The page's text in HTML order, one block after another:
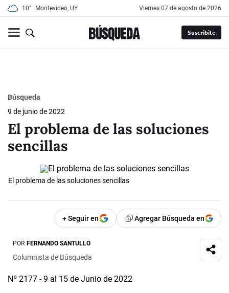
10° Montevideo, UY viernes 07 de agosto de 2026
Suscribite
Búsqueda
9 de junio de 2022
El problema de las soluciones
sencillas
El problema de las soluciones sencillas
+ Seguir en Agregar Búsqueda en
POR FERNANDO SANTULLO
Columnista de Búsqueda
Nº 2177 - 9 al 15 de Junio de 2022